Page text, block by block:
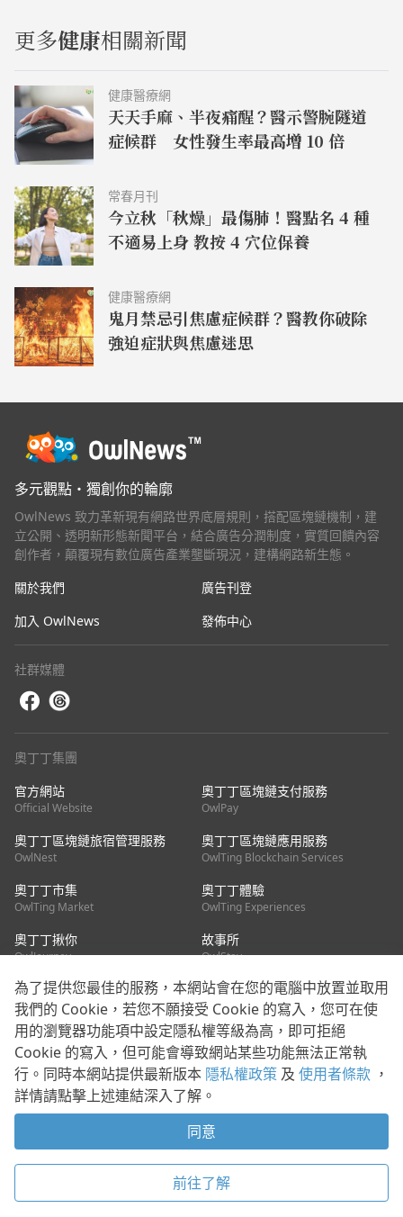
更多健康相關新聞
健康醫療網
天天手麻、半夜痛醒？醫示警腕隧道
症候群 女性發生率最高增 10 倍
常春月刊
今立秋「秋燥」最傷肺！醫點名 4 種
不適易上身 教按 4 穴位保養
健康醫療網
鬼月禁忌引焦慮症候群？醫教你破除
強迫症狀與焦慮迷思
多元觀點・獨創你的輪廓
OwlNews 致力革新現有網路世界底層規則，搭配區塊鏈機制，建
立公開、透明新形態新聞平台，結合廣告分潤制度，實質回饋內容
創作者，顛覆現有數位廣告產業壟斷現況，建構網路新生態。
關於我們
廣告刊登
加入 OwlNews
發佈中心
社群媒體
奧丁丁集團
官方網站
Official Website
奧丁丁區塊鏈支付服務
OwlPay
奧丁丁區塊鏈旅宿管理服務
OwlNest
奧丁丁區塊鏈應用服務
OwlTing Blockchain Services
奧丁丁市集
OwlTing Market
奧丁丁體驗
OwlTing Experiences
奧丁丁揪你
OwlJourney
故事所
OwlStay
聯絡我們
客服信箱：mediapartner@owlting.com
服務信箱 / 廣告洽詢：info_owlnews@owlting.com
媒體合作 / 新聞稿提供：mediapartner@owlting.com
本平台之內容符合第三方智慧財產權規範，若有疑慮歡迎來信告
使用者條款 隱私權政策 Cookie 政策
為了提供您最佳的服務，本網站會在您的電腦中放置並取用
我們的 Cookie，若您不願接受 Cookie 的寫入，您可在使
用的瀏覽器功能項中設定隱私權等級為高，即可拒絕
Cookie 的寫入，但可能會導致網站某些功能無法正常執
行。同時本網站提供最新版本 隱私權政策 及 使用者條款 ，
詳情請點擊上述連結深入了解。
同意
前往了解